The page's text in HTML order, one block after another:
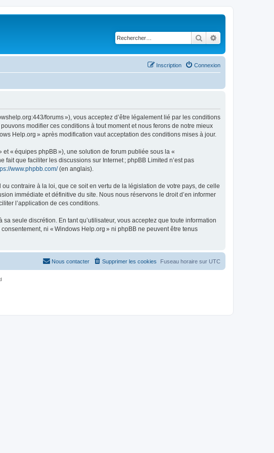
Rechercher
Connexion
Inscription
forums »), vous acceptez d’être légalement lié par les conditions
modifier ces conditions à tout moment et nous ferons de notre mieux
Help.org » après modification vaut acceptation des conditions mises à jour.
et « équipes phpBB »), une solution de forum publiée sous la «
fait que faciliter les discussions sur Internet ; phpBB Limited n’est pas
www.phpbb.com/(en anglais).
contraire à la loi, que ce soit en vertu de la législation de votre pays, de celle
immédiate et définitive du site. Nous nous réservons le droit d’en informer
l’application de ces conditions.
seule discrétion. En tant qu’utilisateur, vous acceptez que toute information
ni « Windows Help.org » ni phpBB ne peuvent être tenus
Fuseau horaire sur UTC
Supprimer les cookies
Nous contacter